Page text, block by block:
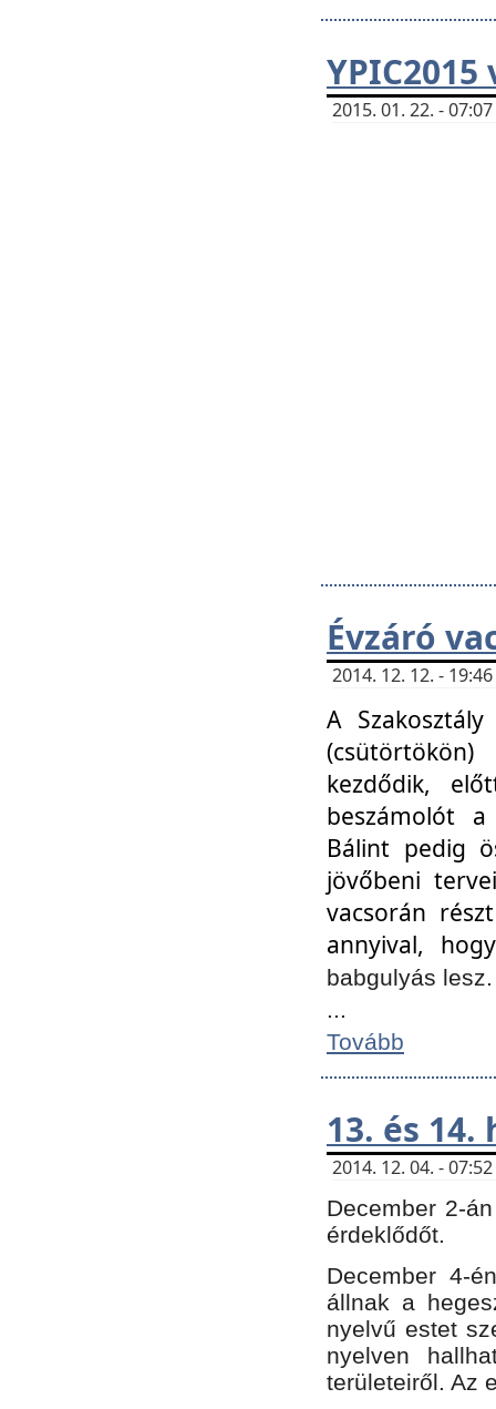
YPIC2015
2015. 01. 22. -
Évzáró
2014. 12. 12. -
A
kezdődik,
beszámolót
Bálint pedig
jövőbeni
vacsorán
annyival,
babgulyás
...
Tovább
13. és
2014. 12. 04. -
December 2-
érdeklődőt.
December 4-
állnak a
nyelvű estet
nyelven
területeiről. Az